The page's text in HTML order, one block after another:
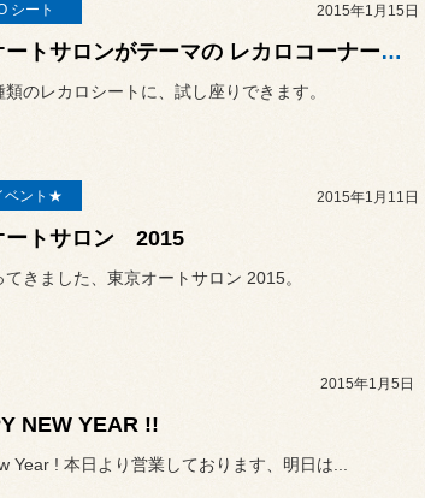
シート 2015年1月15日
ミニオートサロンがテーマの レカロコーナーです！！
のレカロシートに、試し座りできます。
ベント★ 2015年1月11日
ートサロン 2015
きました、東京オートサロン 2015。
2015年1月5日
NEW YEAR !!
Year ! 本日より営業しております、明日は...